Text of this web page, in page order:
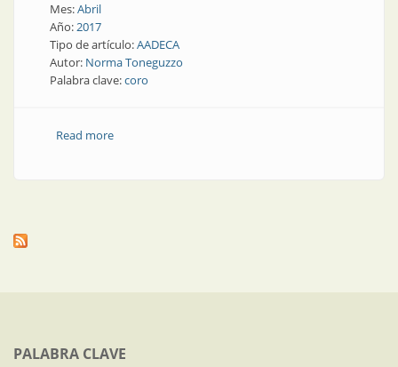
Mes:Abril
Año:2017
Tipo de artículo:AADECA
Autor: Norma Toneguzzo
Palabra clave:coro
Read moreabout Nuestra otra cara | Música y canto en un coro
PALABRA CLAVE